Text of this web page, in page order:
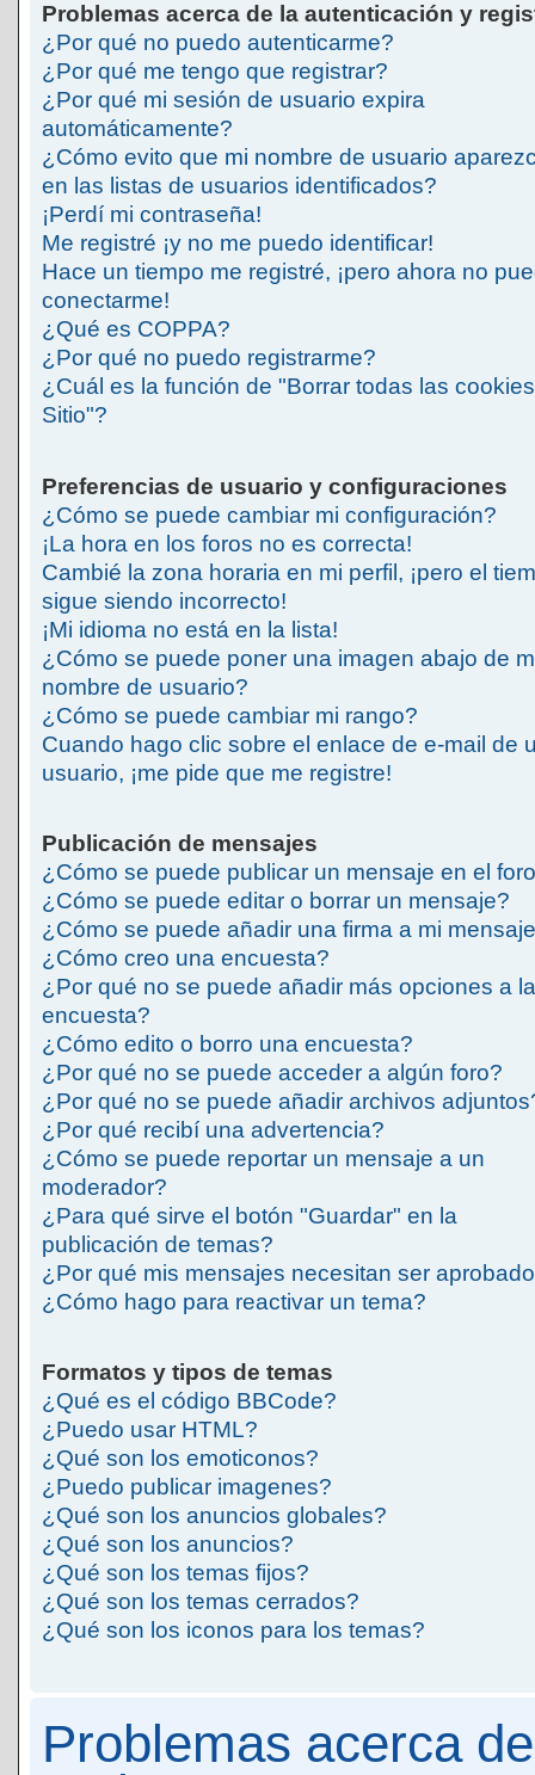
Problemas acerca de la autenticación y
¿Por qué no puedo autenticarme?
¿Por qué me tengo que registrar?
¿Por qué mi sesión de usuario expira
automáticamente?
¿Cómo evito que mi nombre de usuario
en las listas de usuarios identificados?
¡Perdí mi contraseña!
Me registré ¡y no me puedo identificar!
Hace un tiempo me registré, ¡pero ahora no
conectarme!
¿Qué es COPPA?
¿Por qué no puedo registrarme?
¿Cuál es la función de "Borrar todas las
Sitio"?
Preferencias de usuario y configuraciones
¿Cómo se puede cambiar mi configuración?
¡La hora en los foros no es correcta!
Cambié la zona horaria en mi perfil, ¡pero el
sigue siendo incorrecto!
¡Mi idioma no está en la lista!
¿Cómo se puede poner una imagen abajo de
nombre de usuario?
¿Cómo se puede cambiar mi rango?
Cuando hago clic sobre el enlace de e-mail de
usuario, ¡me pide que me registre!
Publicación de mensajes
¿Cómo se puede publicar un mensaje en el
¿Cómo se puede editar o borrar un mensaje?
¿Cómo se puede añadir una firma a mi
¿Cómo creo una encuesta?
¿Por qué no se puede añadir más opciones a la
encuesta?
¿Cómo edito o borro una encuesta?
¿Por qué no se puede acceder a algún foro?
¿Por qué no se puede añadir archivos
¿Por qué recibí una advertencia?
¿Cómo se puede reportar un mensaje a un
moderador?
¿Para qué sirve el botón "Guardar" en la
publicación de temas?
¿Por qué mis mensajes necesitan ser
¿Cómo hago para reactivar un tema?
Formatos y tipos de temas
¿Qué es el código BBCode?
¿Puedo usar HTML?
¿Qué son los emoticonos?
¿Puedo publicar imagenes?
¿Qué son los anuncios globales?
¿Qué son los anuncios?
¿Qué son los temas fijos?
¿Qué son los temas cerrados?
¿Qué son los iconos para los temas?
Problemas acerca